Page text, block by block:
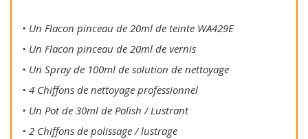
• Un Flacon pinceau de 20ml de teinte WA429E
• Un Flacon pinceau de 20ml de vernis
• Un Spray de 100ml de solution de nettoyage
• 4 Chiffons de nettoyage professionnel
• Un Pot de 30ml de Polish / Lustrant
• 2 Chiffons de polissage / lustrage